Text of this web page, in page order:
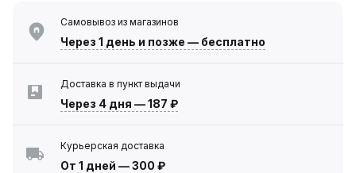
Самовывоз из магазинов
Через 1 день и позже — бесплатно
Доставка в пункт выдачи
Через 4 дня —187 ₽
Курьерская доставка
От 1 дней —300 ₽